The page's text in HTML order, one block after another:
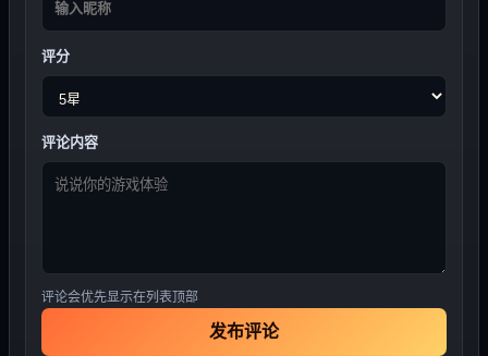
评分
评论内容
评论会优先显示在列表顶部
发布评论